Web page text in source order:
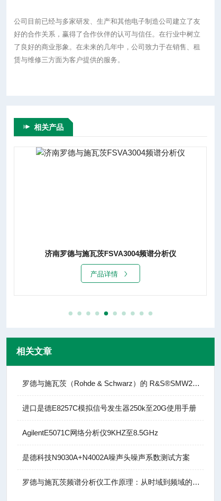
公司目前已经与多家研发、生产和其他电子制造公司建立了友
好的合作关系，赢得了合作伙伴的认可与信任。在行业中树立
了良好的商业形象。在未来的几年中，公司致力于在销售、租
赁与维修三方面为客户提供的服务。
相关产品
青海罗德与施瓦茨FSW8频谱分析
相关文章
罗德与施瓦茨（Rohde & Schwarz）的 R&S®SMW200A
进口是德E8257C模拟信号发生器250k至20G使用手册
AgilentE5071C网络分析仪9KHZ至8.5GHz
是德科技N9030A+N4002A噪声头噪声系数测试方案
罗德与施瓦茨频谱分析仪工作原理：从时域到频域的转换